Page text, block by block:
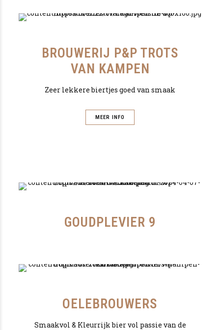
BROUWERIJ P&P TROTS
VAN KAMPEN
Zeer lekkere biertjes goed van smaak
MEER INFO
GOUDPLEVIER 9
OELEBROUWERS
Smaakvol & Kleurrijk bier vol passie van de